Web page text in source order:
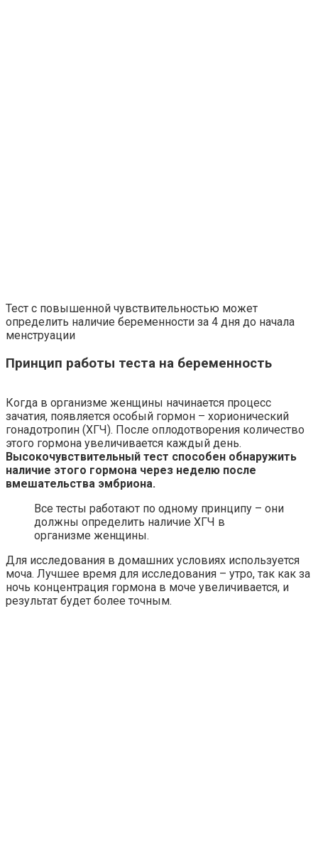
Тест с повышенной чувствительностью может
определить наличие беременности за 4 дня до начала
менструации
Принцип работы теста на беременность
Когда в организме женщины начинается процесс
зачатия, появляется особый гормон – хорионический
гонадотропин (ХГЧ). После оплодотворения количество
этого гормона увеличивается каждый день.
Высокочувствительный тест способен обнаружить
наличие этого гормона через неделю после
вмешательства эмбриона.
Все тесты работают по одному принципу – они
должны определить наличие ХГЧ в
организме женщины.
Для исследования в домашних условиях используется
моча. Лучшее время для исследования – утро, так как за
ночь концентрация гормона в моче увеличивается, и
результат будет более точным.